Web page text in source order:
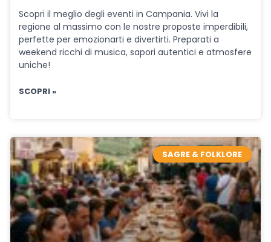
Scopri il meglio degli eventi in Campania. Vivi la
regione al massimo con le nostre proposte imperdibili,
perfette per emozionarti e divertirti. Preparati a
weekend ricchi di musica, sapori autentici e atmosfere
uniche!
SCOPRI »
SAGRE & FOLKLORE